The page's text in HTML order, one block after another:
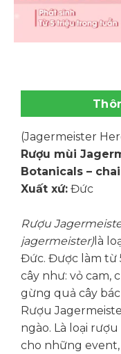
(Jagermeister
Rượu mùi
Botanicals –
Xuất xứ:Đức
Rượu
jagermeister)là
Đức. Được làm từ
cây như: vỏ cam,
gừng quả cây
Rượu
ngào. Là loại
cho những